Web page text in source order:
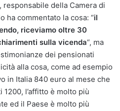
della Camera di
ha commentato la cosa: “il
riceviamo oltre 30
sulla vicenda“, ma
dei pensionati
alla cosa, come ad esempio
in Italia 840 euro al mese che
l’affitto è molto più
ed il Paese è molto più